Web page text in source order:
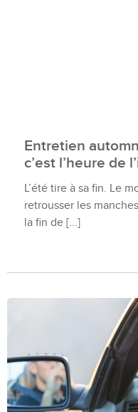
Entretien
c’est l’heure de
L’été tire à sa fin. Le
retrousser les
la fin de